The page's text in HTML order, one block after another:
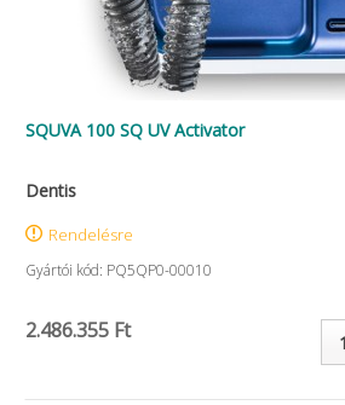
SQUVA 100 SQ UV Activator
Dentis
Rendelésre
Gyártói kód: PQ5QP0-00010
2.486.355 Ft